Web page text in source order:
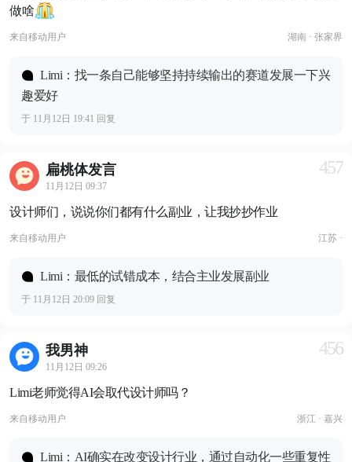
做啥
来自移动用户 湖南 · 张家界
Limi：找一条自己能够坚持持续输出的赛道发展一下兴
趣爱好
于 11月12日 19:41 回复
扁桃体发言
11月12日 09:37
457
设计师们，说说你们都有什么副业，让我抄抄作业
来自移动用户 江苏 ·
Limi：最低的试错成本，结合主业发展副业
于 11月12日 20:09 回复
我男神
11月12日 09:26
456
Limi老师觉得AI会取代设计师吗？
来自移动用户 浙江 · 嘉兴
Limi：AI确实在改变设计行业，通过自动化一些重复性